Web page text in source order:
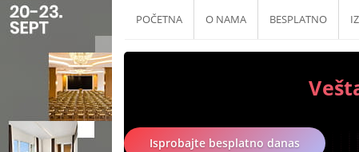
POČETNA O NAMA BESPLATNO
Isprobajte besplatno danas